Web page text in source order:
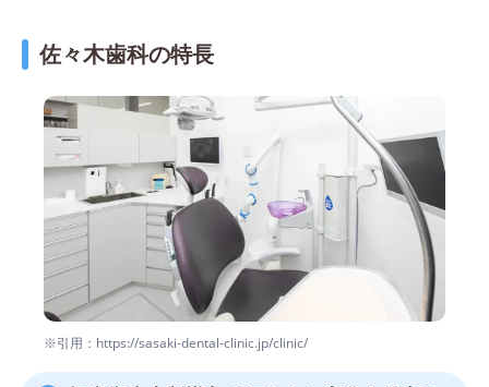
佐々木歯科の特長
※引用：https://sasaki-dental-clinic.jp/clinic/